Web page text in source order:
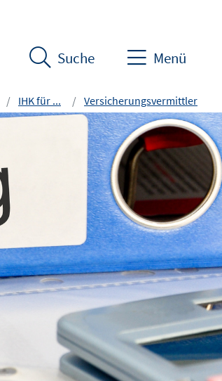
Suche Menü
IHK für ... Versicherungsvermittler